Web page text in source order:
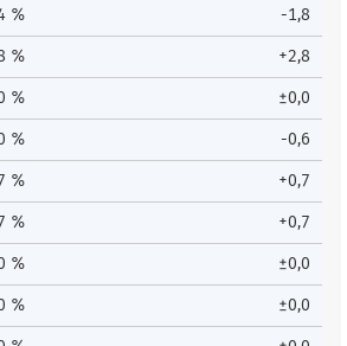
% -1,8
% +2,8
% ±0,0
% -0,6
% +0,7
% +0,7
% ±0,0
% ±0,0